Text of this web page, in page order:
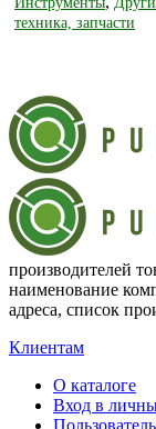
техника, запчасти
производителей
наименование
адреса, список
Клиентам
О каталоге
Вход в